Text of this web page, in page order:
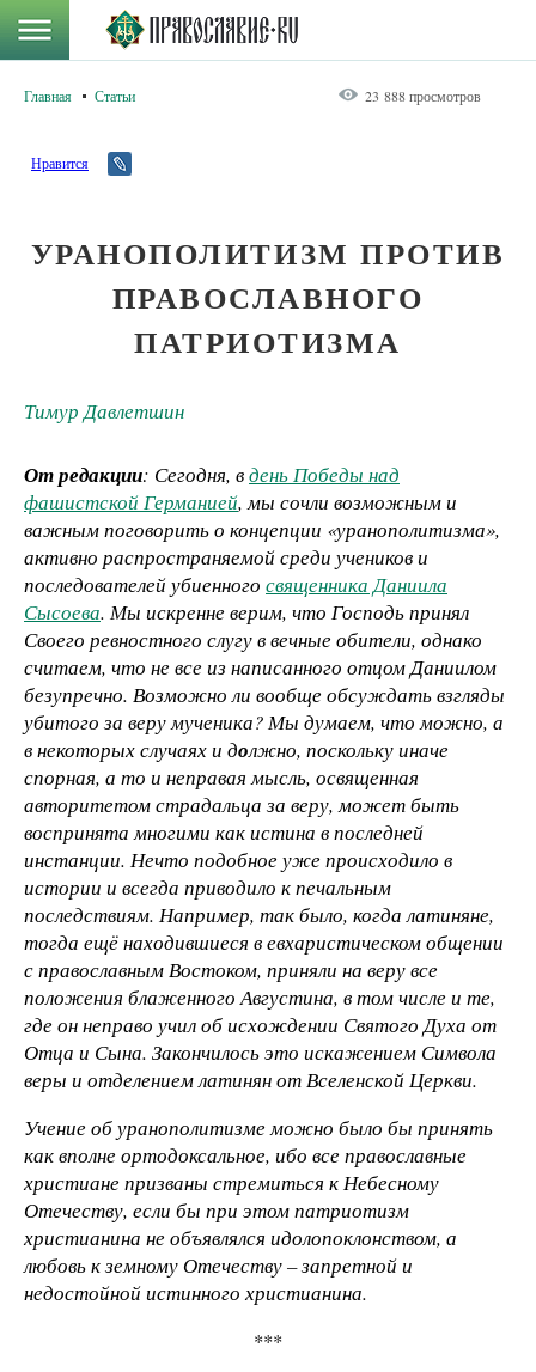
Главная Статьи 23 888 просмотров
Нравится
УРАНОПОЛИТИЗМ ПРОТИВ
ПРАВОСЛАВНОГО
ПАТРИОТИЗМА
Тимур Давлетшин
От редакции: Сегодня, вдень Победы над
фашистской Германией, мы сочли возможным и
важным поговорить о концепции «уранополитизма»,
активно распространяемой среди учеников и
последователей убиенного священника Даниила
Сысоева. Мы искренне верим, что Господь принял
Своего ревностного слугу в вечные обители, однако
считаем, что не все из написанного отцом Даниилом
безупречно. Возможно ли вообще обсуждать взгляды
убитого за веру мученика? Мы думаем, что можно, а
в некоторых случаях и должно, поскольку иначе
спорная, а то и неправая мысль, освященная
авторитетом страдальца за веру, может быть
воспринята многими как истина в последней
инстанции. Нечто подобное уже происходило в
истории и всегда приводило к печальным
последствиям. Например, так было, когда латиняне,
тогда ещё находившиеся в евхаристическом общении
с православным Востоком, приняли на веру все
положения блаженного Августина, в том числе и те,
где он неправо учил об исхождении Святого Духа от
Отца и Сына. Закончилось это искажением Символа
веры и отделением латинян от Вселенской Церкви.
Учение об уранополитизме можно было бы принять
как вполне ортодоксальное, ибо все православные
христиане призваны стремиться к Небесному
Отечеству, если бы при этом патриотизм
христианина не объявлялся идолопоклонством, а
любовь к земному Отечеству – запретной и
недостойной истинного христианина.
***